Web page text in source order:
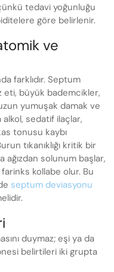
tedavi yoğunluğu
göre belirlenir.
ve
farklıdır. Septum
eti, büyük bademcikler,
yumuşak damak ve
alkol, sedatif ilaçlar,
tonusu kaybı
tıkanıklığı kritik bir
ağızdan solunum başlar,
kollabe olur. Bu
septum deviasyonu
duymaz; eşi ya da
belirtileri iki grupta